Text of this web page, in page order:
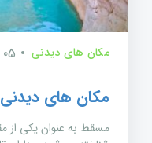
مکان های دیدنی 05 دسامبر 2023
مکان های
مسقط به عنوان یکی از